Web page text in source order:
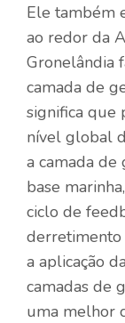
​​Ele também
ao redor da
Gronelândia
camada de
significa que
nível global
a camada
base
ciclo de
derretimento
a aplicação
camadas de
uma melhor